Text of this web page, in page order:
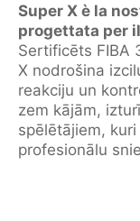
Super X è la
progettata per
Sertificēts FIBA
X nodrošina
reakciju un
zem kājām,
spēlētājiem,
profesionālu